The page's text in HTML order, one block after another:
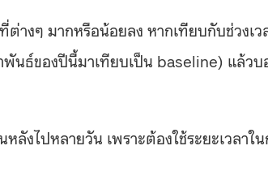
างๆ มากหรือน้อยลง หากเทียบกับช่วงเ
นธ์ของปีนี้มาเทียบเป็น baseline) แล้ว
งไปหลายวัน เพราะต้องใช้ระยะเวลาใ